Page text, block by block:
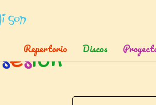
Repertorio Discos
sesión